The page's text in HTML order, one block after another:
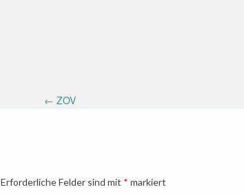
← ZOV
Erforderliche Felder sind mit * markiert